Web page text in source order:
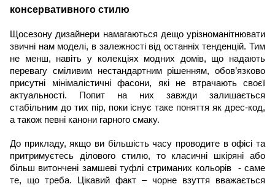
консервативного стилю
Щосезону дизайнери намагаються дещо урізноманітнювати
звичні нам моделі, в залежності від останніх тенденцій. Тим
не менш, навіть у колекціях модних домів, що надають
перевагу сміливим нестандартним рішенням, обов’язково
присутні мінімалістичні фасони, які не втрачають своєї
актуальності. Попит на них завжди залишається
стабільним до тих пір, поки існує таке поняття як дрес-код,
а також певні канони гарного смаку.
До прикладу, якщо ви більшість часу проводите в офісі та
притримуєтесь ділового стилю, то класичні шкіряні або
більш витончені замшеві туфлі стриманих кольорів  - саме
те, що треба. Цікавий факт – чорне взуття вважається